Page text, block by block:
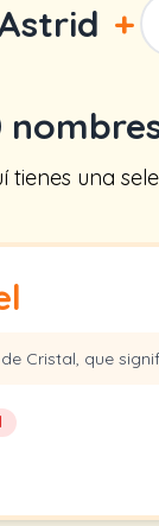
+
tienes una
Cristal, que